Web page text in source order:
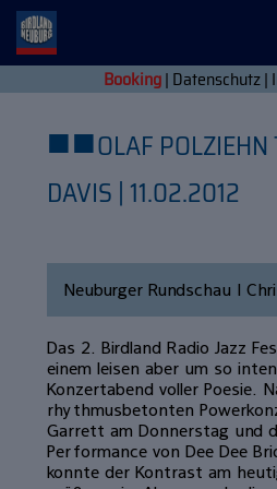
Booking| Datenschutz|
■■OLAF POLZIEHN
DAVIS | 11.02.2012
Neuburger Rundschau |
Das 2. Birdland Radio Jazz
einem leisen aber um so
Konzertabend voller Poesie.
rhythmusbetonten
Garrett am Donnerstag und
Performance von Dee Dee
konnte der Kontrast am